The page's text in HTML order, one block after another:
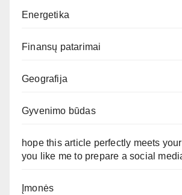
Energetika
Finansų patarimai
Geografija
Gyvenimo būdas
hope this article perfectly meets
you like me to prepare a social
Įmonės